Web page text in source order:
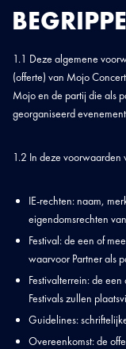
1.1 Deze algemene
(offerte) van Mojo
Mojo en de partij die als
georganiseerd
1.2 In deze
IE-rechten: naam,
eigendomsrechten
Festival: de een of
waarvoor Partner als
Festivalterrein: de
Festivals zullen
Guidelines:
Overeenkomst: de